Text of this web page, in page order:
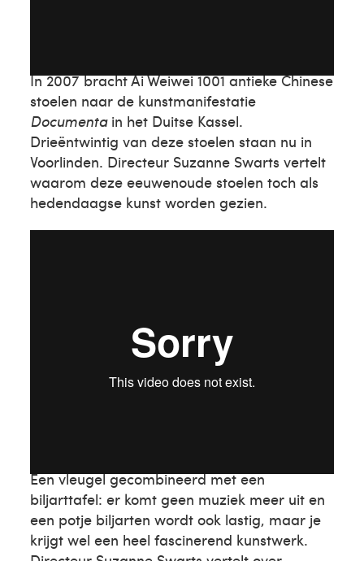
In 2007 bracht Ai Weiwei 1001 antieke Chinese
stoelen naar de kunstmanifestatie
Documentain het Duitse Kassel.
Drieëntwintig van deze stoelen staan nu in
Voorlinden. Directeur Suzanne Swarts vertelt
waarom deze eeuwenoude stoelen toch als
hedendaagse kunst worden gezien.
Een vleugel gecombineerd met een
biljarttafel: er komt geen muziek meer uit en
een potje biljarten wordt ook lastig, maar je
krijgt wel een heel fascinerend kunstwerk.